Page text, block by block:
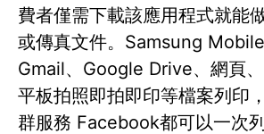
費者僅需下載該應用程式就能
或傳真文件。Samsung
Gmail、Google Drive、網頁
平板拍照即拍即印等檔案列印
群服務 Facebook都可以一次